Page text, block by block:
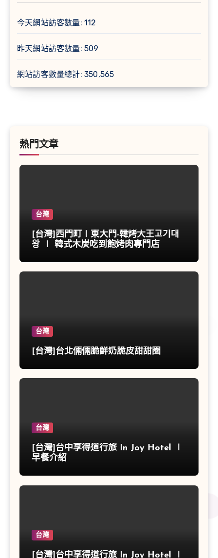
今天網站訪客數量: 112
昨天網站訪客數量: 509
網站訪客數量總計: 350,565
熱門文章
台灣
[台灣]西門町∣東大門-韓烤大王고기대
왕 ∣ 韓式木炭吃到飽烤肉專門店
台灣
[台灣]台北倆倆脆鮮奶脆皮甜甜圈
台灣
[台灣]台中享得道行旅 In Joy Hotel ∣
早餐介紹
台灣
[台灣]台中享得道行旅 In Joy Hotel ∣